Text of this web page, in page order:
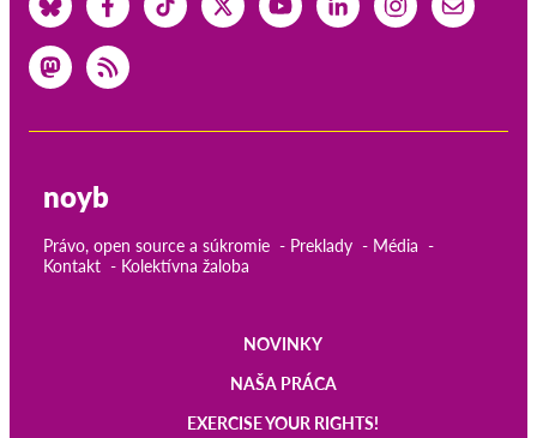
noyb
Právo, open source a súkromie Preklady
Média
Kontakt
Kolektívna žaloba
NOVINKY
NAŠA PRÁCA
EXERCISE YOUR RIGHTS!